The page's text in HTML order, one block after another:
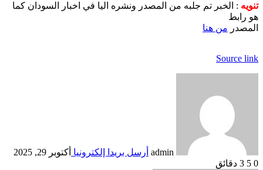
تنويه : الخبر تم جلبه من المصدر ونشره اليا في اخبار السودان كما
هو رابط
المصدر من هنا
Source link
admin أرسل بريدا إلكترونيا أكتوبر 29, 2025
0
3 دقائق